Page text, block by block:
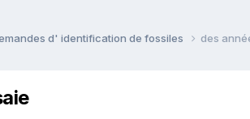
d' identification de fossiles des